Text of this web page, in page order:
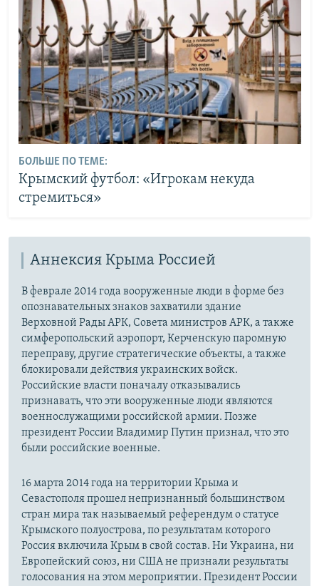
БОЛЬШЕ ПО ТЕМЕ:
Крымский футбол: «Игрокам некуда
стремиться»
Аннексия Крыма Россией
В феврале 2014 года вооруженные люди в форме без
опознавательных знаков захватили здание
Верховной Рады АРК, Совета министров АРК, а также
симферопольский аэропорт, Керченскую паромную
переправу, другие стратегические объекты, а также
блокировали действия украинских войск.
Российские власти поначалу отказывались
признавать, что эти вооруженные люди являются
военнослужащими российской армии. Позже
президент России Владимир Путин признал, что это
были российские военные.
16 марта 2014 года на территории Крыма и
Севастополя прошел непризнанный большинством
стран мира так называемый референдум о статусе
Крымского полуострова, по результатам которого
Россия включила Крым в свой состав. Ни Украина, ни
Европейский союз, ни США не признали результаты
голосования на этом мероприятии. Президент России